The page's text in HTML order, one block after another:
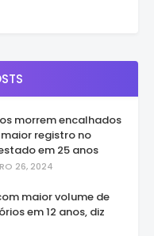
morrem encalhados
maior registro no
em 25 anos
26, 2024
maior volume de
em 12 anos, diz